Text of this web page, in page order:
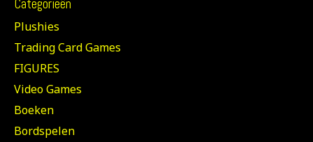
Categorieën
Plushies
Trading Card Games
FIGURES
Video Games
Boeken
Bordspelen